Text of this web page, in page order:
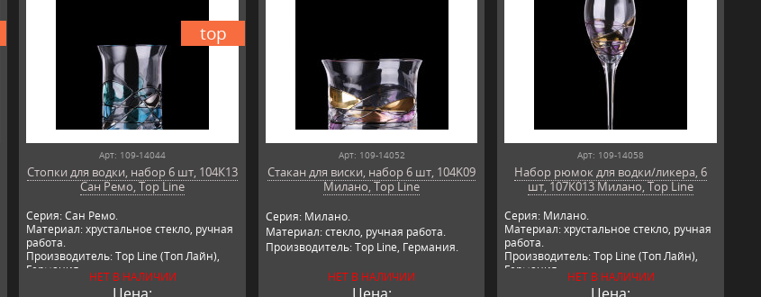
top
Арт: 109-14044
Стопки для водки, набор 6 шт, 104К13
Сан Ремо, Top Line
Серия: Сан Ремо.
Материал: хрустальное стекло, ручная
работа.
Производитель: Top Line (Топ Лайн),
Германия.
НЕТ В НАЛИЧИИ
Арт: 109-14052
Стакан для виски, набор 6 шт, 104K09
Милано, Top Line
Серия: Милано.
Материал: стекло, ручная работа.
Производитель: Top Line, Германия.
НЕТ В НАЛИЧИИ
Арт: 109-14058
Набор рюмок для водки/ликера, 6
шт, 107К013 Милано, Top Line
Серия: Милано.
Материал: хрустальное стекло, ручная
работа.
Производитель: Top Line (Топ Лайн),
Германия.
НЕТ В НАЛИЧИИ